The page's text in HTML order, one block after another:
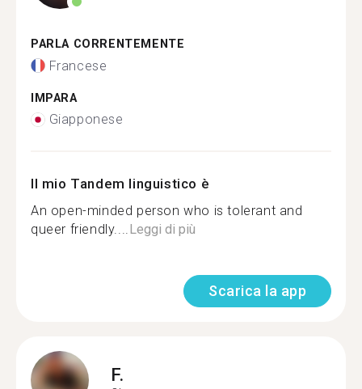
PARLA CORRENTEMENTE
Francese
IMPARA
Giapponese
Il mio Tandem linguistico è
An open-minded person who is tolerant and
queer friendly....Leggi di più
Scarica la app
F.